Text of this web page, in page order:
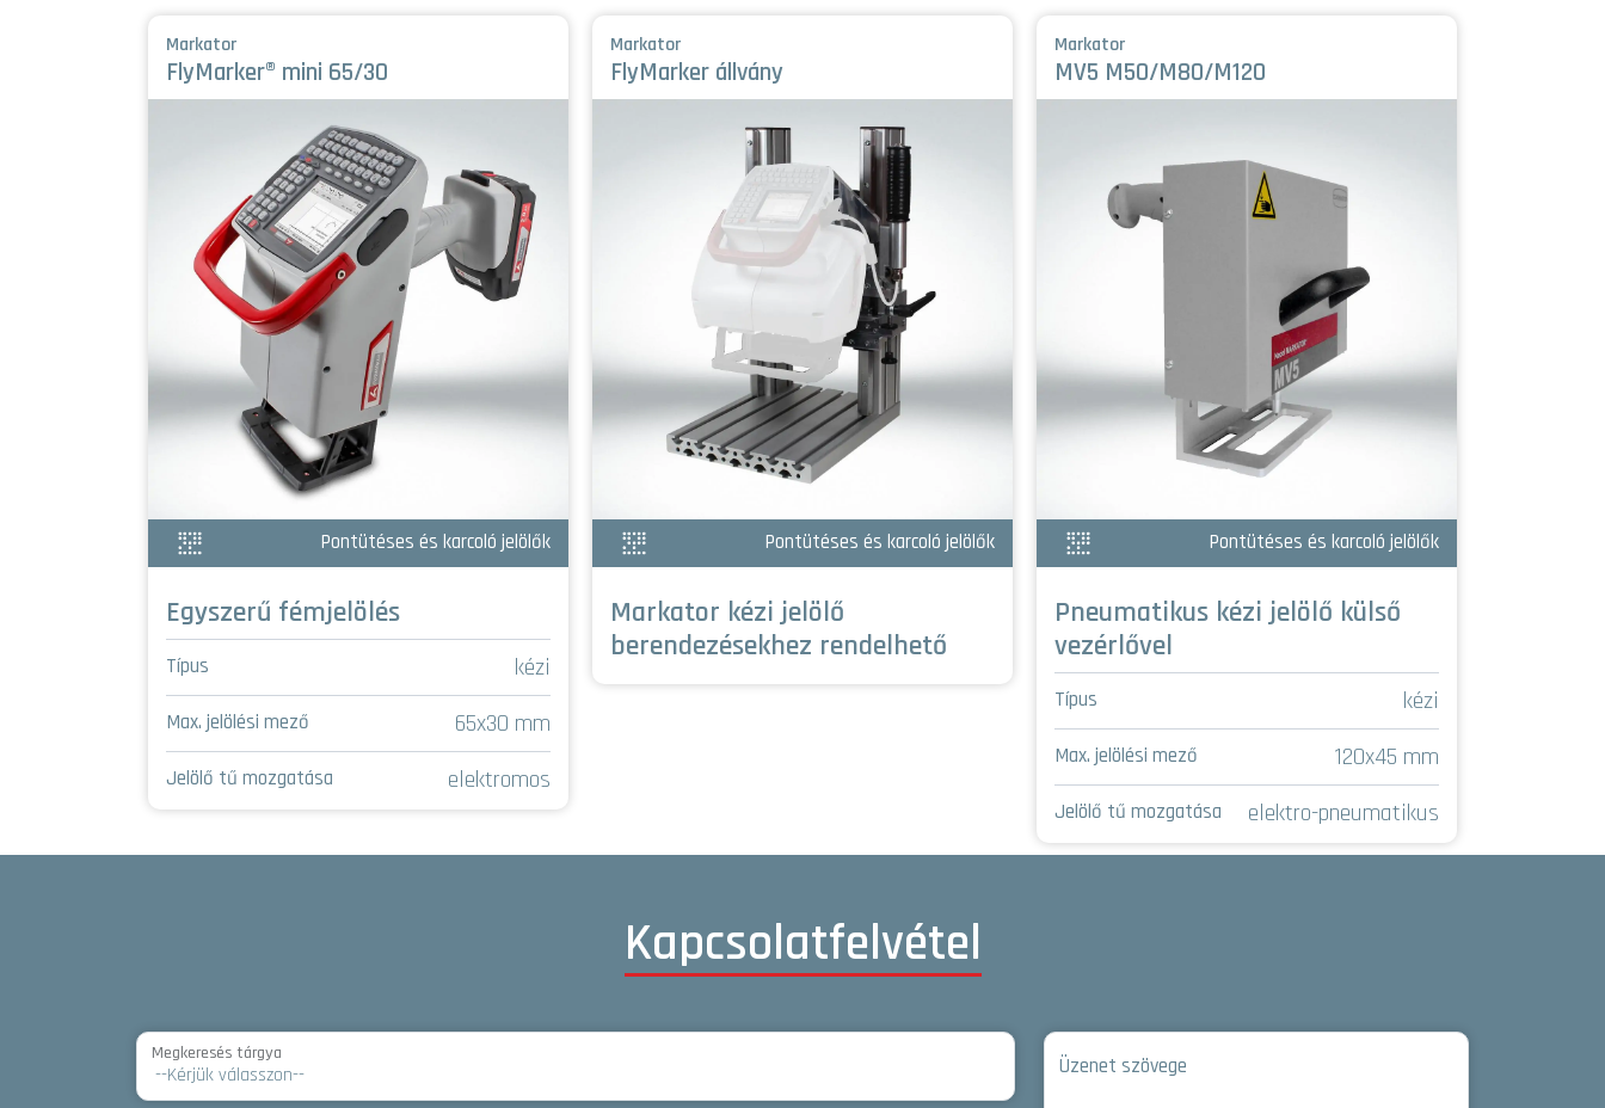
Markator
FlyMarker® mini 65/30
Pontütéses és karcoló jelölők
Egyszerű fémjelölés
Típus kézi
Max. jelölési mező 65x30 mm
Jelölő tű mozgatása elektromos
Markator
FlyMarker állvány
Pontütéses és karcoló jelölők
Markator kézi jelölő
berendezésekhez rendelhető
Markator
MV5 M50/M80/M120
Pontütéses és karcoló jelölők
Pneumatikus kézi jelölő külső
vezérlővel
Típus kézi
Max. jelölési mező 120x45 mm
Jelölő tű mozgatása elektro-pneumatikus
Kapcsolatfelvétel
Megkeresés tárgya
Üzenet szövege